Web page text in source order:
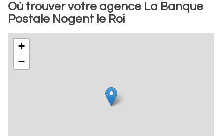
Où trouver votre agence La Banque
Postale Nogent le Roi
+
−